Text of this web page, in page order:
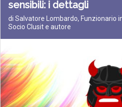
sensibili: i dettagli
di Salvatore Lombardo, Funzionario
Socio Clusit e autore